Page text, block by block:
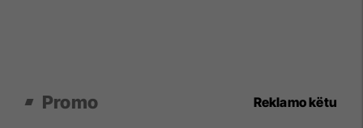
Promo Reklamo këtu